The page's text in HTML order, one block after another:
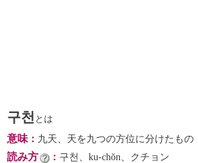
구천 とは
意味： 九天、天を九つの方位に分けたもの
読み方 ： 구천、ku-chŏn、クチョン